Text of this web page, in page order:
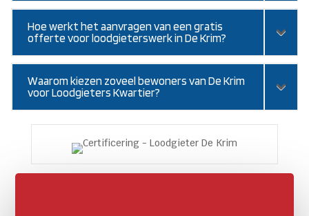
Hoe werkt het aanvragen van een gratis
offerte voor loodgieterswerk in De Krim?
Waarom kiezen zoveel bewoners van De Krim
voor Loodgieters Kwartier?